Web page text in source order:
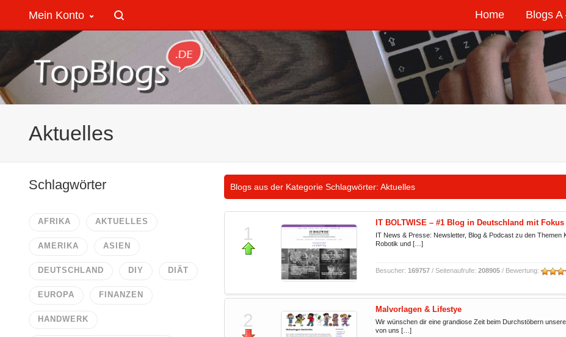
Home Blogs A
Mein Konto
Aktuelles
Schlagwörter
AFRIKA AKTUELLES
AMERIKA ASIEN
DEUTSCHLAND DIY DIÄT
EUROPA FINANZEN
HANDWERK
Blogs aus der Kategorie Schlagwörter: Aktuelles
1
IT BOLTWISE – #1 Blog in Deutschland mit
IT News & Presse: Newsletter, Blog & Podcast zu den Themen
Robotik und […]
Besucher: 169757/ Seitenaufrufe: 208905/ Bewertung:
2
Malvorlagen & Lifestye
Wir wünschen dir eine grandiose Zeit beim Durchstöbern
von uns […]